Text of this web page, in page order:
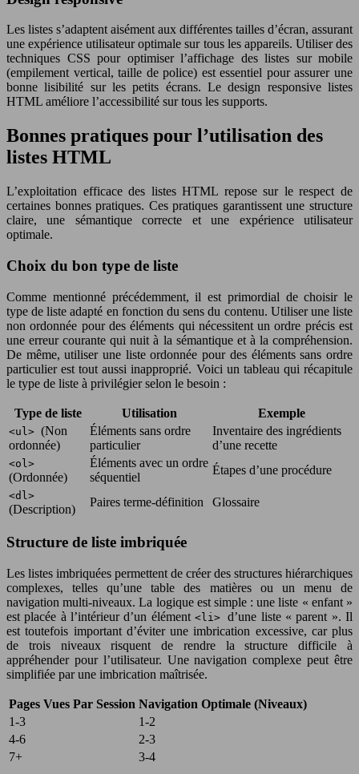
Les listes s’adaptent aisément aux différentes tailles d’écran, assurant
une expérience utilisateur optimale sur tous les appareils. Utiliser des
techniques CSS pour optimiser l’affichage des listes sur mobile
(empilement vertical, taille de police) est essentiel pour assurer une
bonne lisibilité sur les petits écrans. Le design responsive listes
HTML améliore l’accessibilité sur tous les supports.
Bonnes pratiques pour l’utilisation des
listes HTML
L’exploitation efficace des listes HTML repose sur le respect de
certaines bonnes pratiques. Ces pratiques garantissent une structure
claire, une sémantique correcte et une expérience utilisateur
optimale.
Choix du bon type de liste
Comme mentionné précédemment, il est primordial de choisir le
type de liste adapté en fonction du sens du contenu. Utiliser une liste
non ordonnée pour des éléments qui nécessitent un ordre précis est
une erreur courante qui nuit à la sémantique et à la compréhension.
De même, utiliser une liste ordonnée pour des éléments sans ordre
particulier est tout aussi inapproprié. Voici un tableau qui récapitule
le type de liste à privilégier selon le besoin :
Type de liste Utilisation Exemple
<ul> (Non
ordonnée)
Éléments sans ordre
particulier
Inventaire des ingrédients
d’une recette
<ol>
(Ordonnée)
Éléments avec un ordre
séquentiel
Étapes d’une procédure
<dl>
(Description)
Paires terme-définition Glossaire
Structure de liste imbriquée
Les listes imbriquées permettent de créer des structures hiérarchiques
complexes, telles qu’une table des matières ou un menu de
navigation multi-niveaux. La logique est simple : une liste « enfant »
est placée à l’intérieur d’un élément <li>d’une liste « parent ». Il
est toutefois important d’éviter une imbrication excessive, car plus
de trois niveaux risquent de rendre la structure difficile à
appréhender pour l’utilisateur. Une navigation complexe peut être
simplifiée par une imbrication maîtrisée.
Pages Vues Par Session Navigation Optimale (Niveaux)
1-3
1-2
4-6
2-3
7+
3-4